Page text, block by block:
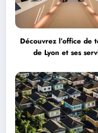
Découvrez l’office de
de Lyon et ses